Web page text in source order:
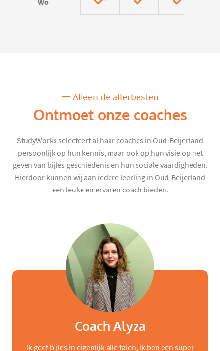
Wo
Alleen de allerbesten
Ontmoet onze coaches
StudyWorks selecteert al haar coaches in Oud-Beijerland
persoonlijk op hun kennis, maar ook op hun visie op het
geven van bijles geschiedenis en hun sociale vaardigheden.
Hierdoor kunnen wij aan iedere leerling in Oud-Beijerland
een leuke en ervaren coach bieden.
Coach Alyza
Ik geef bijles in eigenlijk alle talen, ik ben een super